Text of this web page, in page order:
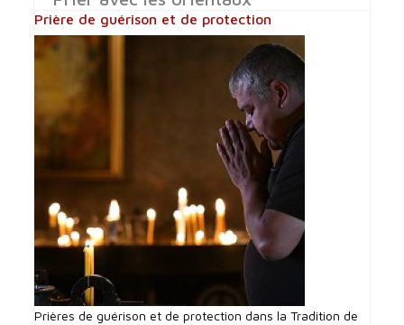
Prière de guérison et de protection
Prières de guérison et de protection dans la Tradition de